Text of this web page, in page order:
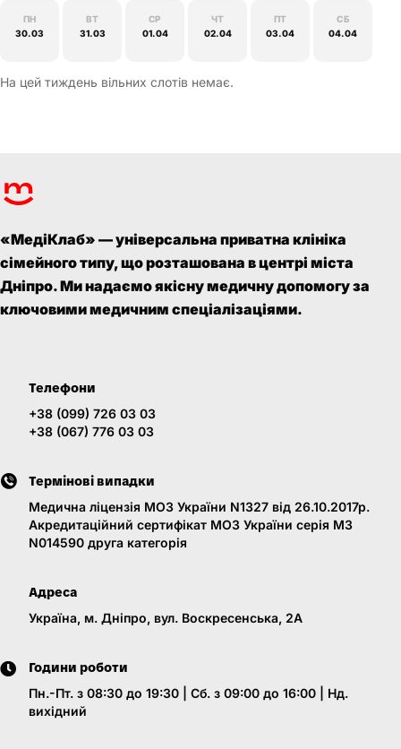
ПН
30.03
ВТ
31.03
СР
01.04
ЧТ
02.04
ПТ
03.04
СБ
04.04
На цей тиждень вільних слотів немає.
«МедіКлаб» — універсальна приватна клініка
сімейного типу, що розташована в центрі міста
Дніпро. Ми надаємо якісну медичну допомогу за
ключовими медичним спеціалізаціями.
Телефони
+38 (099) 726 03 03
+38 (067) 776 03 03
Адреса
Україна, м. Дніпро, вул. Воскресенська, 2A
Термінові випадки
Медична ліцензія МОЗ України N1327 від 26.10.2017р.
Акредитаційний сертифікат МОЗ України серія МЗ
N014590 друга категорія
Години роботи
Пн.-Пт. з 08:30 до 19:30 | Сб. з 09:00 до 16:00 | Нд.
вихідний